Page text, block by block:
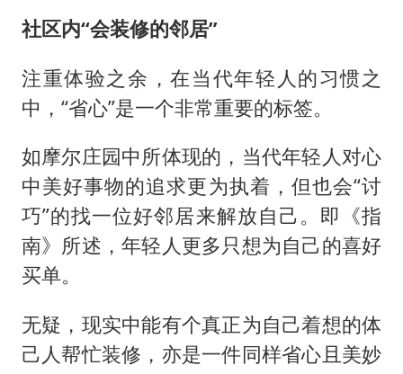
社区内“会装修的邻居”
注重体验之余，在当代年轻人的习惯之
中，“省心”是一个非常重要的标签。
如摩尔庄园中所体现的，当代年轻人对心
中美好事物的追求更为执着，但也会“讨
巧”的找一位好邻居来解放自己。即《指
南》所述，年轻人更多只想为自己的喜好
买单。
无疑，现实中能有个真正为自己着想的体
己人帮忙装修，亦是一件同样省心且美妙